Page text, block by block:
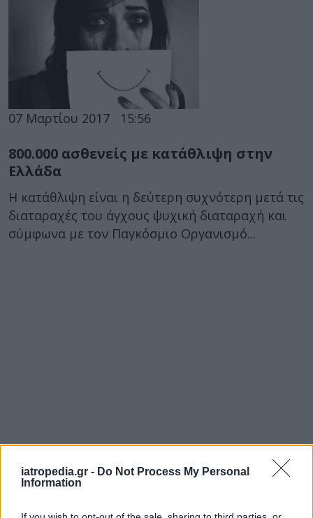
iatropedia.gr - Do Not Process My Personal
Information
07 Μαρτίου 2017 15:56
800.000 ασθενείς με κατάθλιψη στην
Ελλάδα
Η κατάθλιψη είναι η δεύτερη συχνότερη μετά τις
διαταραχές του άγχους ψυχική διαταραχή και
σύμφωνα με τον Παγκόσμιο Οργανισμό...